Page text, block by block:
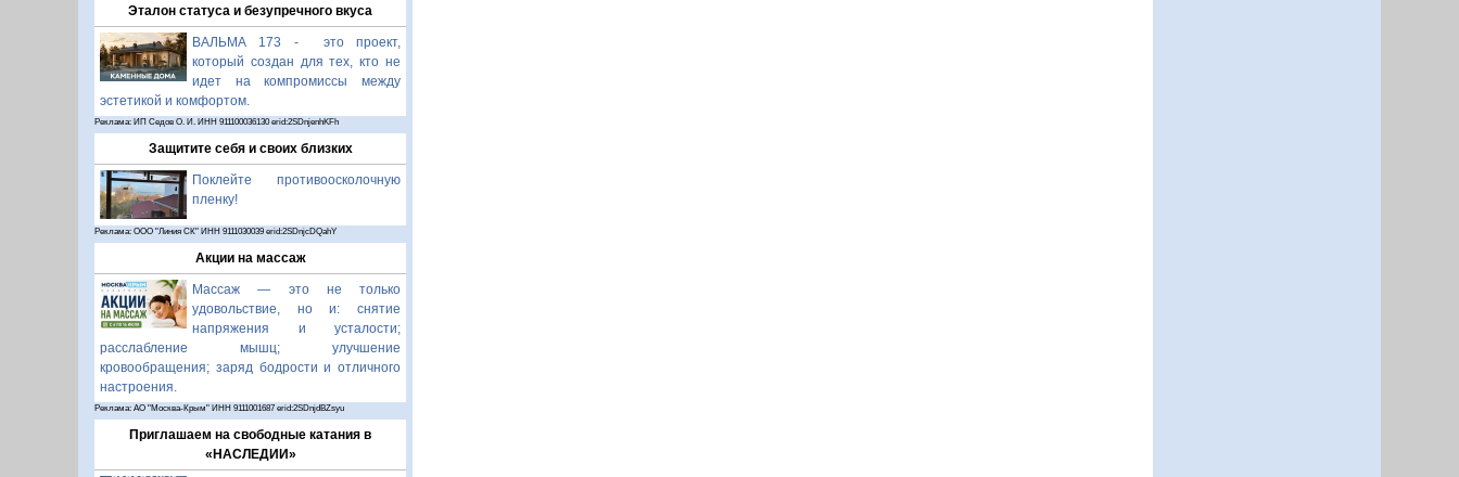
Эталон статуса и безупречного вкуса
ВАЛЬМА 173 - это проект,
который создан для тех, кто не
идет на компромиссы между
эстетикой и комфортом.
Реклама: ИП Седов О. И. ИНН 911100036130 erid:2SDnjenhKFh
Защитите себя и своих близких
Поклейте противоосколочную
пленку!
Реклама: ООО "Линия СК" ИНН 9111030039 erid:2SDnjcDQahY
Акции на массаж
Массаж — это не только
удовольствие, но и: снятие
напряжения и усталости;
расслабление мышц; улучшение
кровообращения; заряд бодрости и отличного
настроения.
Реклама: АО "Москва-Крым" ИНН 9111001687 erid:2SDnjdBZsyu
Приглашаем на свободные катания в
«НАСЛЕДИИ»